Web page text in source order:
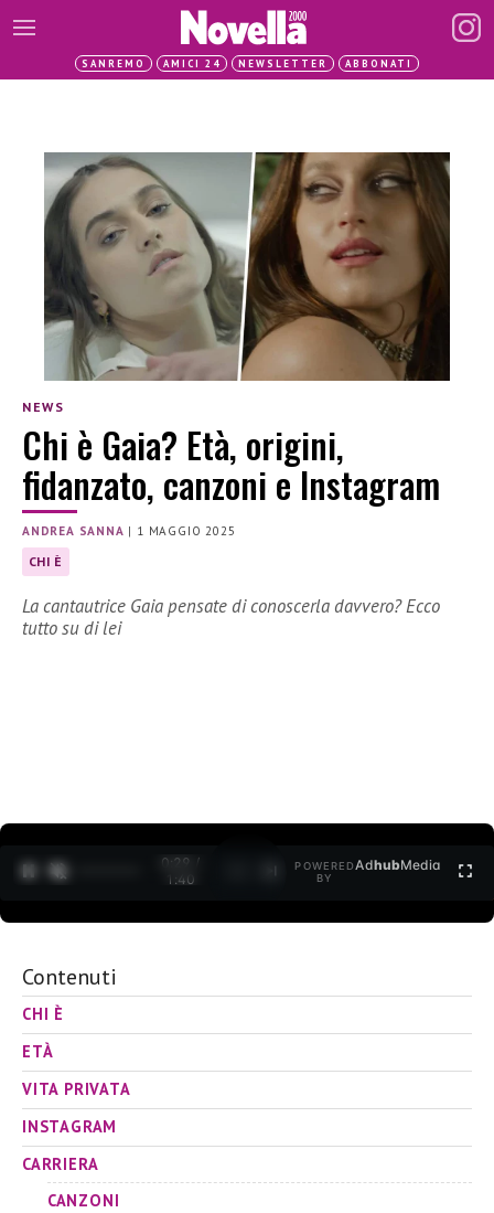
SANREMO AMICI 24 NEWSLETTER ABBONATI
NEWS
Chi è Gaia? Età, origini,
fidanzato, canzoni e Instagram
ANDREA SANNA | 1 MAGGIO 2025
CHI È
La cantautrice Gaia pensate di conoscerla davvero? Ecco
tutto su di lei
0:30 /
1:40
POWERED
BY
AdhubMedia
Contenuti
CHI È
ETÀ
VITA PRIVATA
INSTAGRAM
CARRIERA
CANZONI